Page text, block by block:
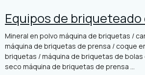
Equipos de
Mineral en polvo máquina de briquetas /
máquina de briquetas de prensa / coque
briquetas / máquina de briquetas de
seco máquina de briquetas de prensa ...